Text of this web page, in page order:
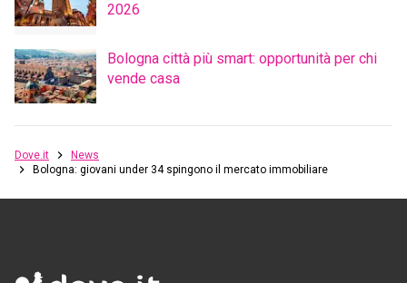
2026
Bologna città più smart: opportunità per chi
vende casa
Dove.it
News
Bologna: giovani under 34 spingono il mercato immobiliare